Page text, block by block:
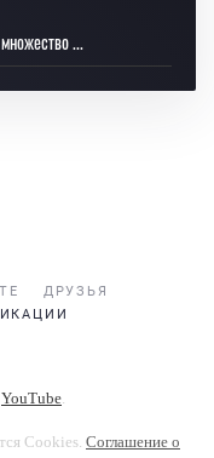
...
ДРУЗЬЯ
YouTube.
Cookies. Соглашение о